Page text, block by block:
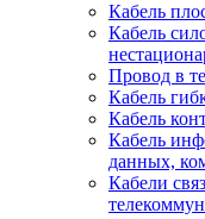
Кабель
Кабель
Провод в
Кабель
Кабель
Кабель
данных,
Кабели